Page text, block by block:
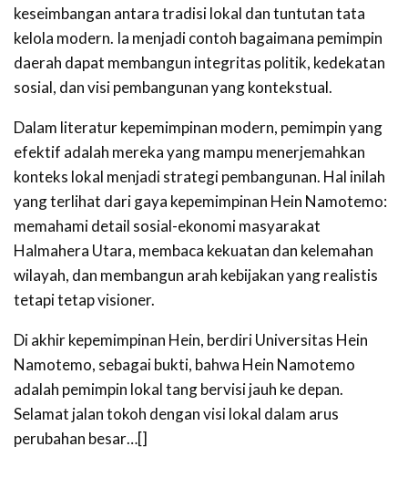
keseimbangan antara tradisi lokal dan tuntutan tata
kelola modern. Ia menjadi contoh bagaimana pemimpin
daerah dapat membangun integritas politik, kedekatan
sosial, dan visi pembangunan yang kontekstual.
Dalam literatur kepemimpinan modern, pemimpin yang
efektif adalah mereka yang mampu menerjemahkan
konteks lokal menjadi strategi pembangunan. Hal inilah
yang terlihat dari gaya kepemimpinan Hein Namotemo:
memahami detail sosial-ekonomi masyarakat
Halmahera Utara, membaca kekuatan dan kelemahan
wilayah, dan membangun arah kebijakan yang realistis
tetapi tetap visioner.
Di akhir kepemimpinan Hein, berdiri Universitas Hein
Namotemo, sebagai bukti, bahwa Hein Namotemo
adalah pemimpin lokal tang bervisi jauh ke depan.
Selamat jalan tokoh dengan visi lokal dalam arus
perubahan besar…[]